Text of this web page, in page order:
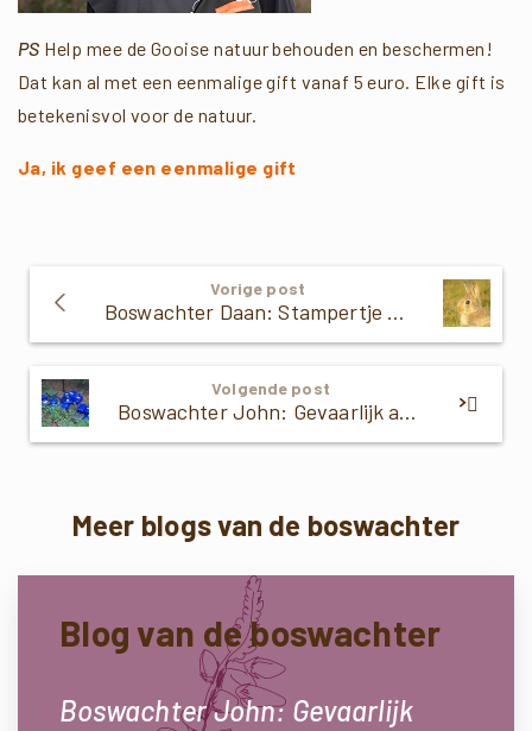
PS Help mee de Gooise natuur behouden en beschermen!
Dat kan al met een eenmalige gift vanaf 5 euro. Elke gift is
betekenisvol voor de natuur.
Ja, ik geef een eenmalige gift
Verder
Lezen
Vorige post
Boswachter Daan: Stampertje op de hei
Volgende post
Boswachter John: Gevaarlijk afval
Meer blogs van de boswachter
Blog van de boswachter
Boswachter John: Gevaarlijk